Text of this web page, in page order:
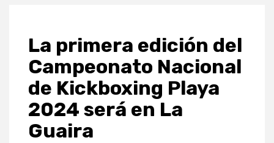
La primera edición del
Campeonato Nacional
de Kickboxing Playa
2024 será en La
Guaira